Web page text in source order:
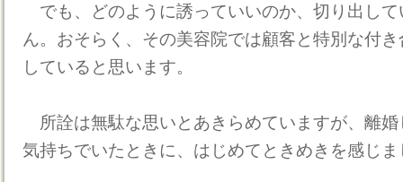
でも、どのように誘っていいのか、切り出し
ん。おそらく、その美容院では顧客と特別な付
していると思います。
所詮は無駄な思いとあきらめていますが、離
気持ちでいたときに、はじめてときめきを感じま